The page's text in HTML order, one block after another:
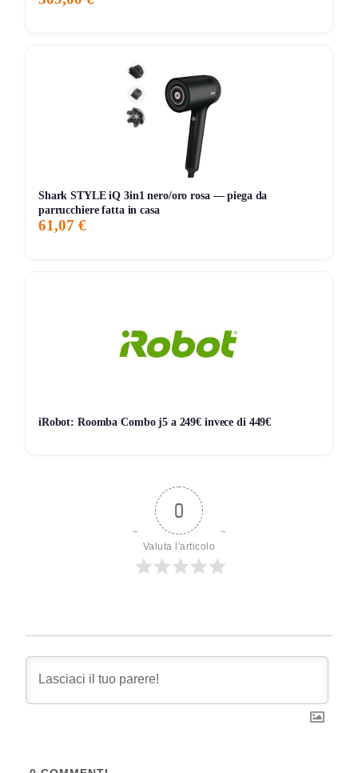
153 giorni di monitoraggio
295,85€
MASSIMO
↑+2.1%
VARIAZIONE
Shark STYLE iQ 3in1 nero/oro rosa — piega da
parrucchiere fatta in casa
61,07 €
iRobot: Roomba Combo j5 a 249€ invece di 449€
0
Valuta l'articolo